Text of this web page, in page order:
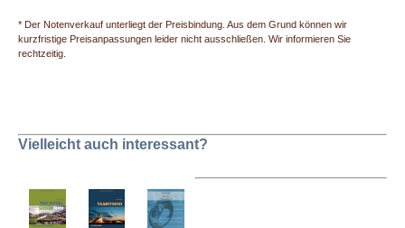
* Der Notenverkauf unterliegt der Preisbindung. Aus dem Grund können wir
kurzfristige Preisanpassungen leider nicht ausschließen. Wir informieren Sie
rechtzeitig.
Vielleicht auch interessant?